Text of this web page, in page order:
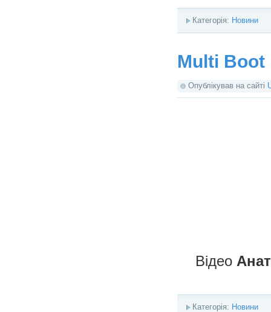
Категорія: Новини
Multi Boot
Опублікував на сайті
Відео
Категорія: Новини